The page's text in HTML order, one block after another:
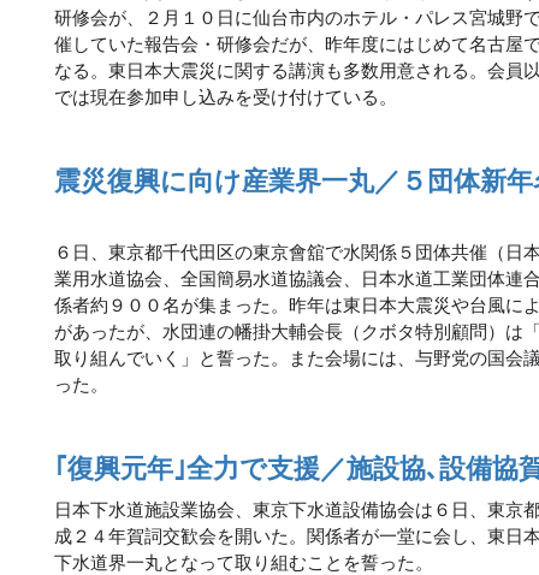
研修会が、２月１０日に仙台市内のホテル・パレス宮城野
催していた報告会・研修会だが、昨年度にはじめて名古屋
なる。東日本大震災に関する講演も多数用意される。会員
では現在参加申し込みを受け付けている。
震災復興に向け産業界一丸／５団体新
６日、東京都千代田区の東京會舘で水関係５団体共催（日
業用水道協会、全国簡易水道協議会、日本水道工業団体連
係者約９００名が集まった。昨年は東日本大震災や台風に
があったが、水団連の幡掛大輔会長（クボタ特別顧問）は
取り組んでいく」と誓った。また会場には、与野党の国会
った。
｢復興元年｣全力で支援／施設協､設備協
日本下水道施設業協会、東京下水道設備協会は６日、東京
成２４年賀詞交歓会を開いた。関係者が一堂に会し、東日
下水道界一丸となって取り組むことを誓った。